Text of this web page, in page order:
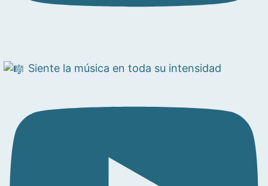
Siente la música en toda su intensidad